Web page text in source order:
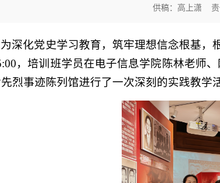
供稿：高上潇
为深化党史学习教育，筑牢理想信念根基，
，培训班学员在电子信息学院陈林老师
烈事迹陈列馆进行了一次深刻的实践教学